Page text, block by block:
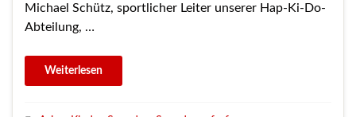
Michael Schütz, sportlicher Leiter unserer Hap-Ki-Do-
Abteilung, …